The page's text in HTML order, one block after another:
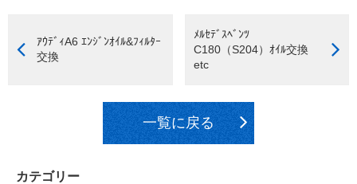
ｱｳﾃﾞｨA6 ｴﾝｼﾞﾝｵｲﾙ&ﾌｨﾙﾀｰ
交換
ﾒﾙｾﾃﾞｽﾍﾞﾝﾂ
C180（S204）ｵｲﾙ交換
etc
一覧に戻る
カテゴリー